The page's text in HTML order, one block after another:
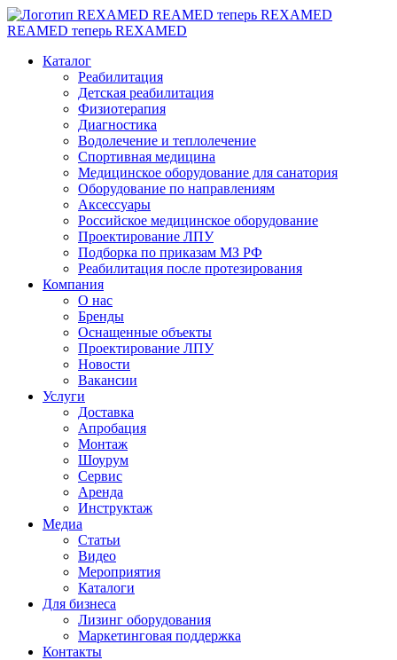
REAMED теперь REXAMED
REAMED теперь REXAMED
Каталог
Реабилитация
Детская реабилитация
Физиотерапия
Диагностика
Водолечение и теплолечение
Спортивная медицина
Медицинское оборудование для санатория
Оборудование по направлениям
Аксессуары
Российское медицинское оборудование
Проектирование ЛПУ
Подборка по приказам МЗ РФ
Реабилитация после протезирования
Компания
О нас
Бренды
Оснащенные объекты
Проектирование ЛПУ
Новости
Вакансии
Услуги
Доставка
Апробация
Монтаж
Шоурум
Сервис
Аренда
Инструктаж
Медиа
Статьи
Видео
Мероприятия
Каталоги
Для бизнеса
Лизинг оборудования
Маркетинговая поддержка
Контакты